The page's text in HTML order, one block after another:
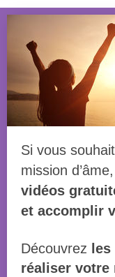
Si vous
mission
vidéos
et accomplir
Découvrez
réaliser votre